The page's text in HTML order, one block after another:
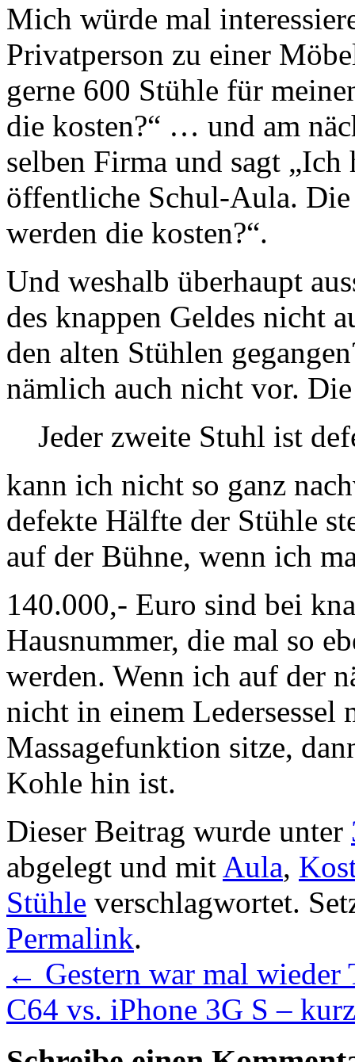
Mich würde mal
Privatperson zu einer
gerne 600 Stühle für
die kosten?“ … und am
selben Firma und sagt
öffentliche Schul-Aula.
werden die kosten?“.
Und weshalb überhaupt
des knappen Geldes nicht
den alten Stühlen
nämlich auch nicht vor.
Jeder zweite Stuhl ist
kann ich nicht so ganz
defekte Hälfte der Stühle
auf der Bühne, wenn ich
140.000,- Euro sind bei
Hausnummer, die mal so
werden. Wenn ich auf der
nicht in einem Ledersessel
Massagefunktion sitze,
Kohle hin ist.
Dieser Beitrag wurde unter
abgelegt und mit Aula,
Stühle verschlagwortet.
Permalink.
← Gestern war mal wieder
C64 vs. iPhone 3G S –